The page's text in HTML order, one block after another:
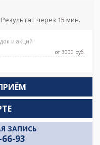
через 15 мин.
и акций
от 3000 pуб.
ЗАПИСЬ
93